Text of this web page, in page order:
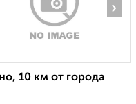
›
10 км от города